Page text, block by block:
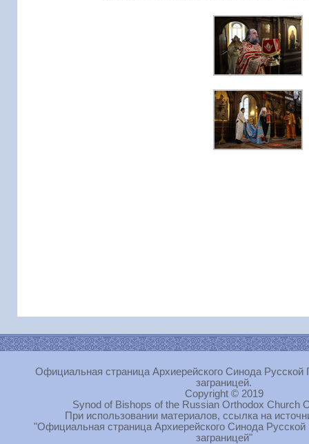
Официальная страница Архиерейского Синода Русской
заграницей.
Copyright © 2019
Synod of Bishops of the Russian Orthodox Church
При использовании материалов, ссылка на
"Официальная страница Архиерейского Синода
заграницей"